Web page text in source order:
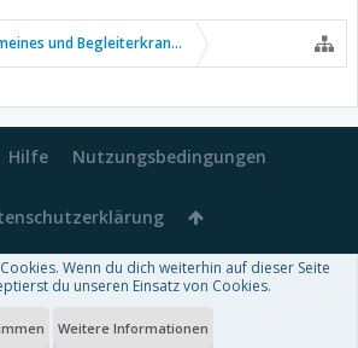
und Begleiterkrankungen
Hilfe Nutzungsbedingungen
by XenForo™-Deutsch von xenDach
designed byThemeHouse
Wenn du dich weiterhin auf dieser Seite
du unseren Einsatz von Cookies.
Weitere Informationen